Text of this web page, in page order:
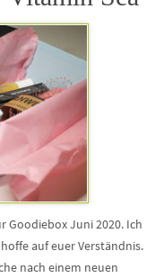
Goodiebox Juni 2020. Ich
auf euer Verständnis.
nach einem neuen